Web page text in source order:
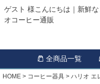
ゲスト 様こんにちは｜新鮮
オコーヒー通販
全商品一覧
HOME コーヒー器具
ハリオ エ